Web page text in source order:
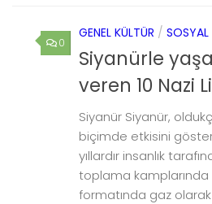
0
GENEL KÜLTÜR / SOSYAL
Siyanürle
veren 10 Nazi
Siyanür Siyanür,
biçimde etkisini
yıllardır insanlık
toplama kamplarında
formatında gaz olarak